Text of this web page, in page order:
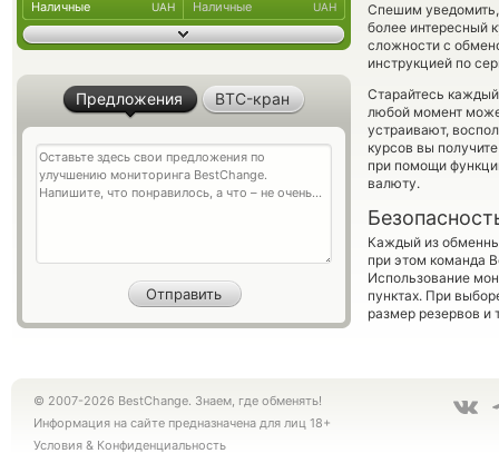
Спешим
более интересный
сложности с
инструкцией по
Старайтесь
любой момент
устраивают,
курсов вы
при помощи
валюту.
Каждый из
при этом команда
Использование
пунктах. При
размер резервов и
Наличные UAH Наличные UAH
Предложения BTC-кран
© 2007-2026 BestChange. Знаем, где обменять!
Информация на сайте предназначена для лиц 18+
Условия & Конфиденциальность